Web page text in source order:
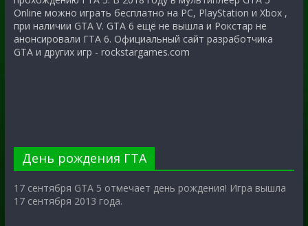
Online можно играть бесплатно на PC, PlayStation и Xbox ,
при наличии GTA V. GTA 6 ещё не вышла и Рокстар не
анонсировали ГТА 6. Официальный сайт разработчика
GTA и других игр - rockstargames.com
День рождения ГТА
17 сентября GTA 5 отмечает день рождения! Игра вышла
17 сентября 2013 года.